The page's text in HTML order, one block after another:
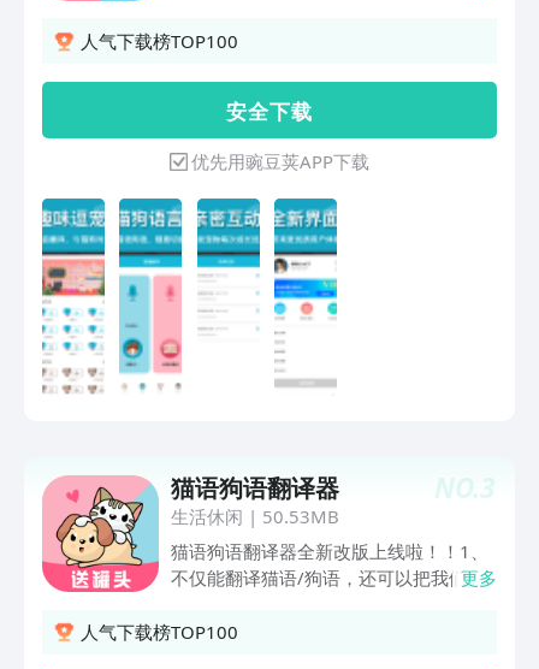
语言交流器！人狗人猫交流翻译会让主人
通更加顺畅！A,长按录人声：输入你想对
爱宠说的话，立马转化成宠物语音，狗狗
猫咪能听懂你想说的话，感受到你对它满
满的爱意哦!B,长按录宠声：当狗狗猫咪
对你叫的时候，长按录音，你就能读懂爱
宠的情绪，快带它愉快的玩耍吧！二，我
们内置了许多模拟不同种类的汪星人喵星
人发出的声音，用户可以点击播放各种不
同的狗、猫叫声。心动不如行动，赶快把
猫语交流器纳入囊中吧！
人气下载榜TOP100
安 全 下 载
优先用豌豆荚APP下载
NO.3
猫语狗语翻译器
生活休闲 | 50.53MB
猫语狗语翻译器全新改版上线啦！！1、
不仅能翻译猫语/狗语，还可以把我们的
你，你懂我；爱，要用言语表达！2、自
更多
人气下载榜TOP100